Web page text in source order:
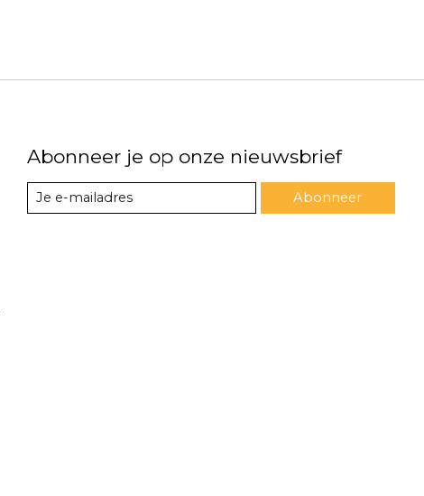
Abonneer je op onze nieuwsbrief
Abonneer